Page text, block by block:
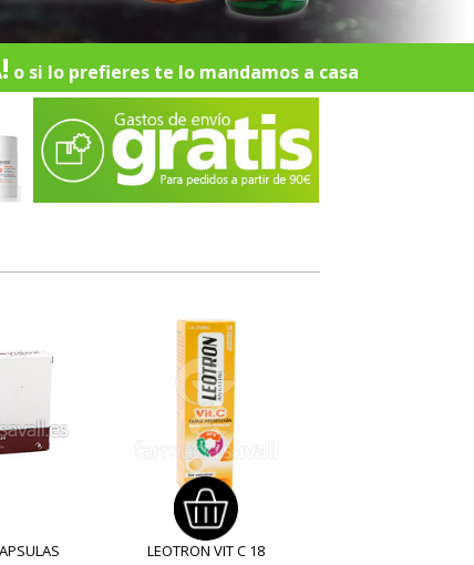
o si lo prefieres te lo mandamos a casa
LEOTRON VIT C 18